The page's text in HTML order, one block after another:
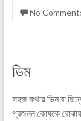
No
ডিম
সহজ কথায় ডিম বা
প্রজনন কোষকে